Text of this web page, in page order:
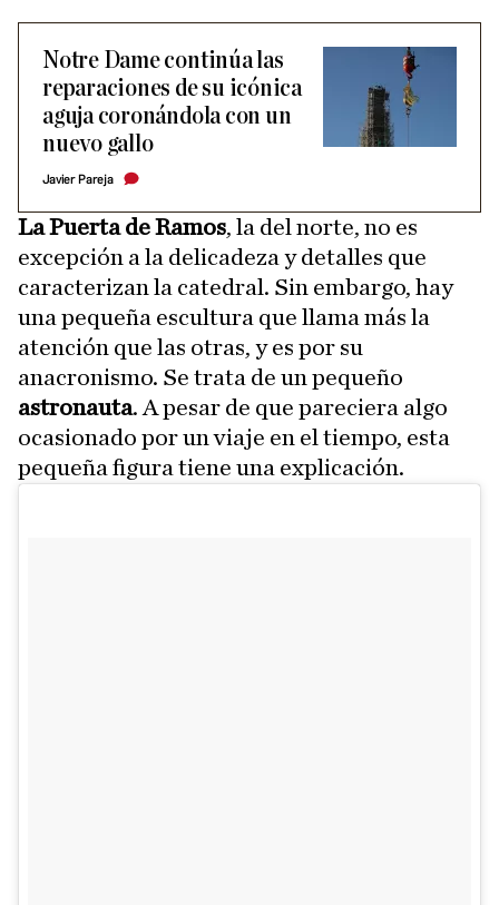
Notre Dame continúa las
reparaciones de su icónica
aguja coronándola con un
nuevo gallo
Javier Pareja
La Puerta de Ramos, la del norte, no es
excepción a la delicadeza y detalles que
caracterizan la catedral. Sin embargo, hay
una pequeña escultura que llama más la
atención que las otras, y es por su
anacronismo. Se trata de un pequeño
astronauta. A pesar de que pareciera algo
ocasionado por un viaje en el tiempo, esta
pequeña figura tiene una explicación.